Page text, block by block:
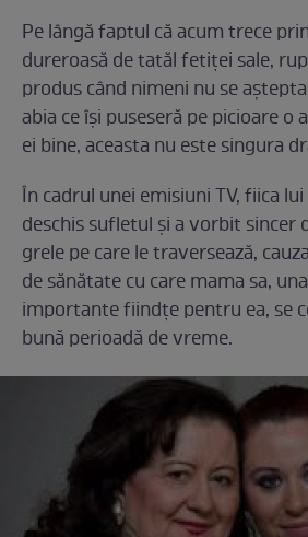
Pe lângă faptul că acum trece
dureroasă de tatăl fetiței sale,
produs când nimeni nu se
abia ce își puseseră pe picioare o
ei bine, aceasta nu este singura
În cadrul unei emisiuni TV, fiica
deschis sufletul și a vorbit sincer
grele pe care le traversează,
de sănătate cu care mama sa,
importante fiindțe pentru ea, se
bună perioadă de vreme.